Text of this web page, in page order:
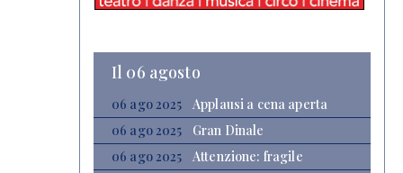
Il 06 agosto
06 ago 2025
Applausi a cena aperta
06 ago 2025
Gran Dinale
06 ago 2025
Attenzione: fragile